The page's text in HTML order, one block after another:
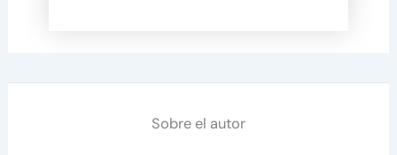
Sobre el autor